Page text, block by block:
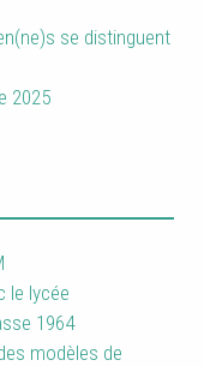
se distinguent
2025
le lycée
1964
modèles de